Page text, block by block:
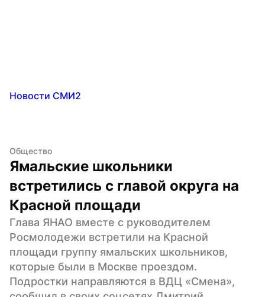
Новости СМИ2
Общество
Ямальские школьники
встретились с главой округа на
Красной площади
Глава ЯНАО вместе с руководителем
Росмолодежи встретили на Красной
площади группу ямальских школьников,
которые были в Москве проездом.
Подростки направляются в ВДЦ «Смена»,